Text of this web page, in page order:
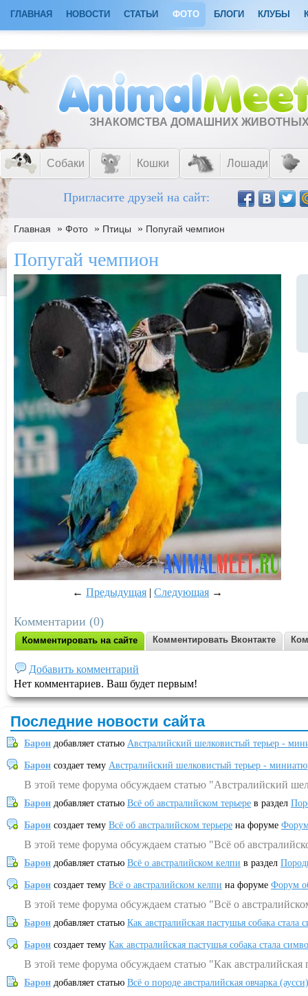
ГЛАВНАЯ НОВОСТИ СТАТЬИ ФОТО БЛОГИ КЛУБЫ
ЗНАКОМСТВА ДОМАШНИХ
Собаки Кошки Лошади
Пригласите друзей на сайт:
Главная » Фото » Птицы » Попугай чемпион
Попугай чемпион
← Предыдущая | Следующая →
Комментарии (0)
Комментировать на сайте Комментировать Вконтакте
Добавить комментарий
Нет комментариев. Ваш будет первым!
Последние новости сайта
Барон добавляет статью Австралийский шелковистый терьер -
Барон создает тему Австралийский шелковистый терьер -
В этой теме форума обсуждаем статью "Австралийский
Барон добавляет статью Всё об австралийском терьере в раздел
Барон создает тему Всё об австралийском терьере на форуме
В этой теме форума обсуждаем статью "Всё об
Барон добавляет статью Всё о австралийском келпи в раздел
Барон создает тему Всё о австралийском келпи на форуме Форум
В этой теме форума обсуждаем статью "Всё о
Барон добавляет статью Как австралийская пастушья собака
Барон создает тему Как австралийская пастушья собака стала
В этой теме форума обсуждаем статью "Как
Барон добавляет статью Всё о породе австралийская овчарка (аусси)